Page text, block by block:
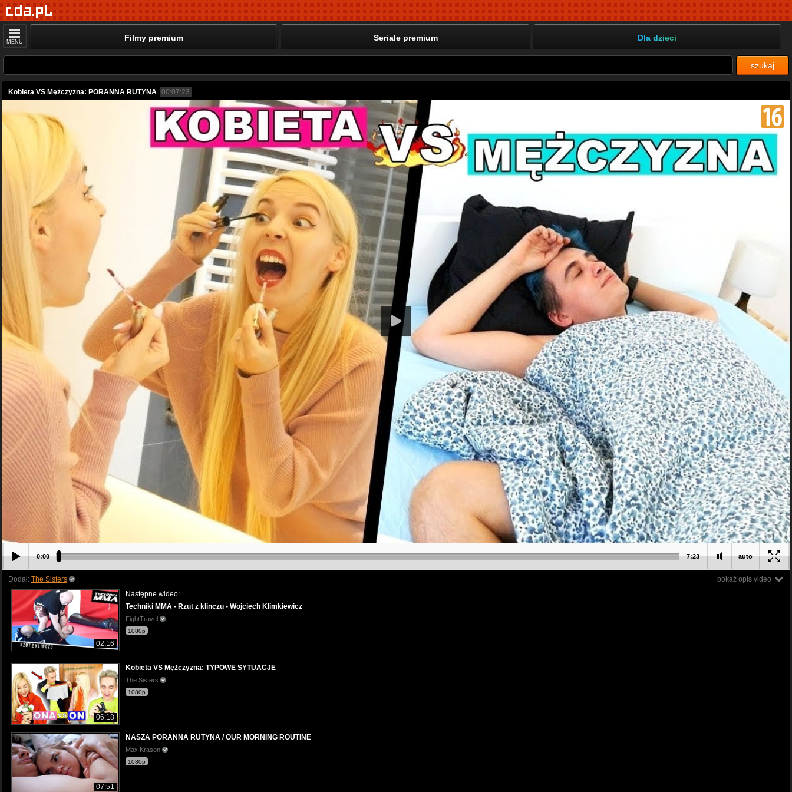
MENU Filmy premium Seriale premium Dla dzieci
szukaj
Kobieta VS Mężczyzna: PORANNA RUTYNA 00:07:23
auto
0:00 7:23
pokaż opis video
Dodał: The Sisters
02:16
Następne wideo:
Techniki MMA - Rzut z klinczu - Wojciech Klimkiewicz
FightTravel
1080p
06:18
Kobieta VS Mężczyzna: TYPOWE SYTUACJE
The Sisters
1080p
07:51
NASZA PORANNA RUTYNA / OUR MORNING ROUTINE
Max Krason
1080p